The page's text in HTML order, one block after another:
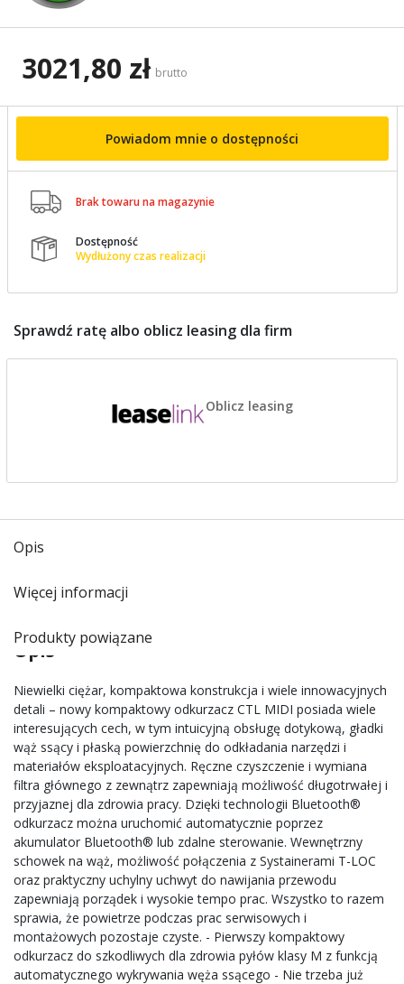
3021,80 zł brutto
Powiadom mnie o dostępności
 Brak towaru na magazynie

Dostępność
Wydłużony czas realizacji
Sprawdź ratę albo oblicz leasing dla firm
Oblicz leasing
Opis
Więcej informacji
Produkty powiązane
Opis
Niewielki ciężar, kompaktowa konstrukcja i wiele innowacyjnych
detali – nowy kompaktowy odkurzacz CTL MIDI posiada wiele
interesujących cech, w tym intuicyjną obsługę dotykową, gładki
wąż ssący i płaską powierzchnię do odkładania narzędzi i
materiałów eksploatacyjnych. Ręczne czyszczenie i wymiana
filtra głównego z zewnątrz zapewniają możliwość długotrwałej i
przyjaznej dla zdrowia pracy. Dzięki technologii Bluetooth®
odkurzacz można uruchomić automatycznie poprzez
akumulator Bluetooth® lub zdalne sterowanie. Wewnętrzny
schowek na wąż, możliwość połączenia z Systainerami T-LOC
oraz praktyczny uchylny uchwyt do nawijania przewodu
zapewniają porządek i wysokie tempo prac. Wszystko to razem
sprawia, że powietrze podczas prac serwisowych i
montażowych pozostaje czyste. - Pierwszy kompaktowy
odkurzacz do szkodliwych dla zdrowia pyłów klasy M z funkcją
automatycznego wykrywania węża ssącego - Nie trzeba już